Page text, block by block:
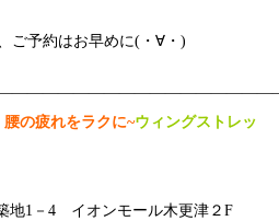
ご予約はお早めに(・∀・)
の疲れをラクに~ウィングストレッ
地1－4 イオンモール木更津２F